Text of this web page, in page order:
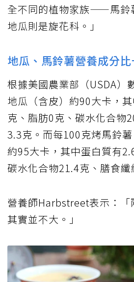
全不同的植物家族——馬鈴
地瓜則是旋花科。」
地瓜、馬鈴薯營養成分
根據美國農業部（USDA）
地瓜（含皮）約90大卡，
克、脂肪0克、碳水化合物
3.3克。而每100克烤馬鈴
約95大卡，其中蛋白質有
碳水化合物21.4克、膳食纖
營養師Harbstreet表示：「
其實並不大。」